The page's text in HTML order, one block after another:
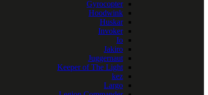
Gyrocopter
Hoodwink
Huskar
Invoker
Io
Jakiro
Juggernaut
Keeper of The Light
kez
Largo